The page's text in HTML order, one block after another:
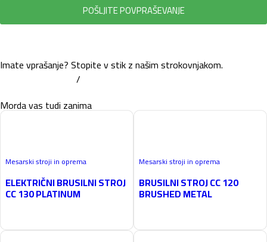
POŠLJITE POVPRAŠEVANJE
Imate vprašanje? Stopite v stik z našim strokovnjakom.
/
Morda vas tudi zanima
Mesarski stroji in oprema
ELEKTRIČNI BRUSILNI STROJ
CC 130 PLATINUM
Mesarski stroji in oprema
BRUSILNI STROJ CC 120
BRUSHED METAL